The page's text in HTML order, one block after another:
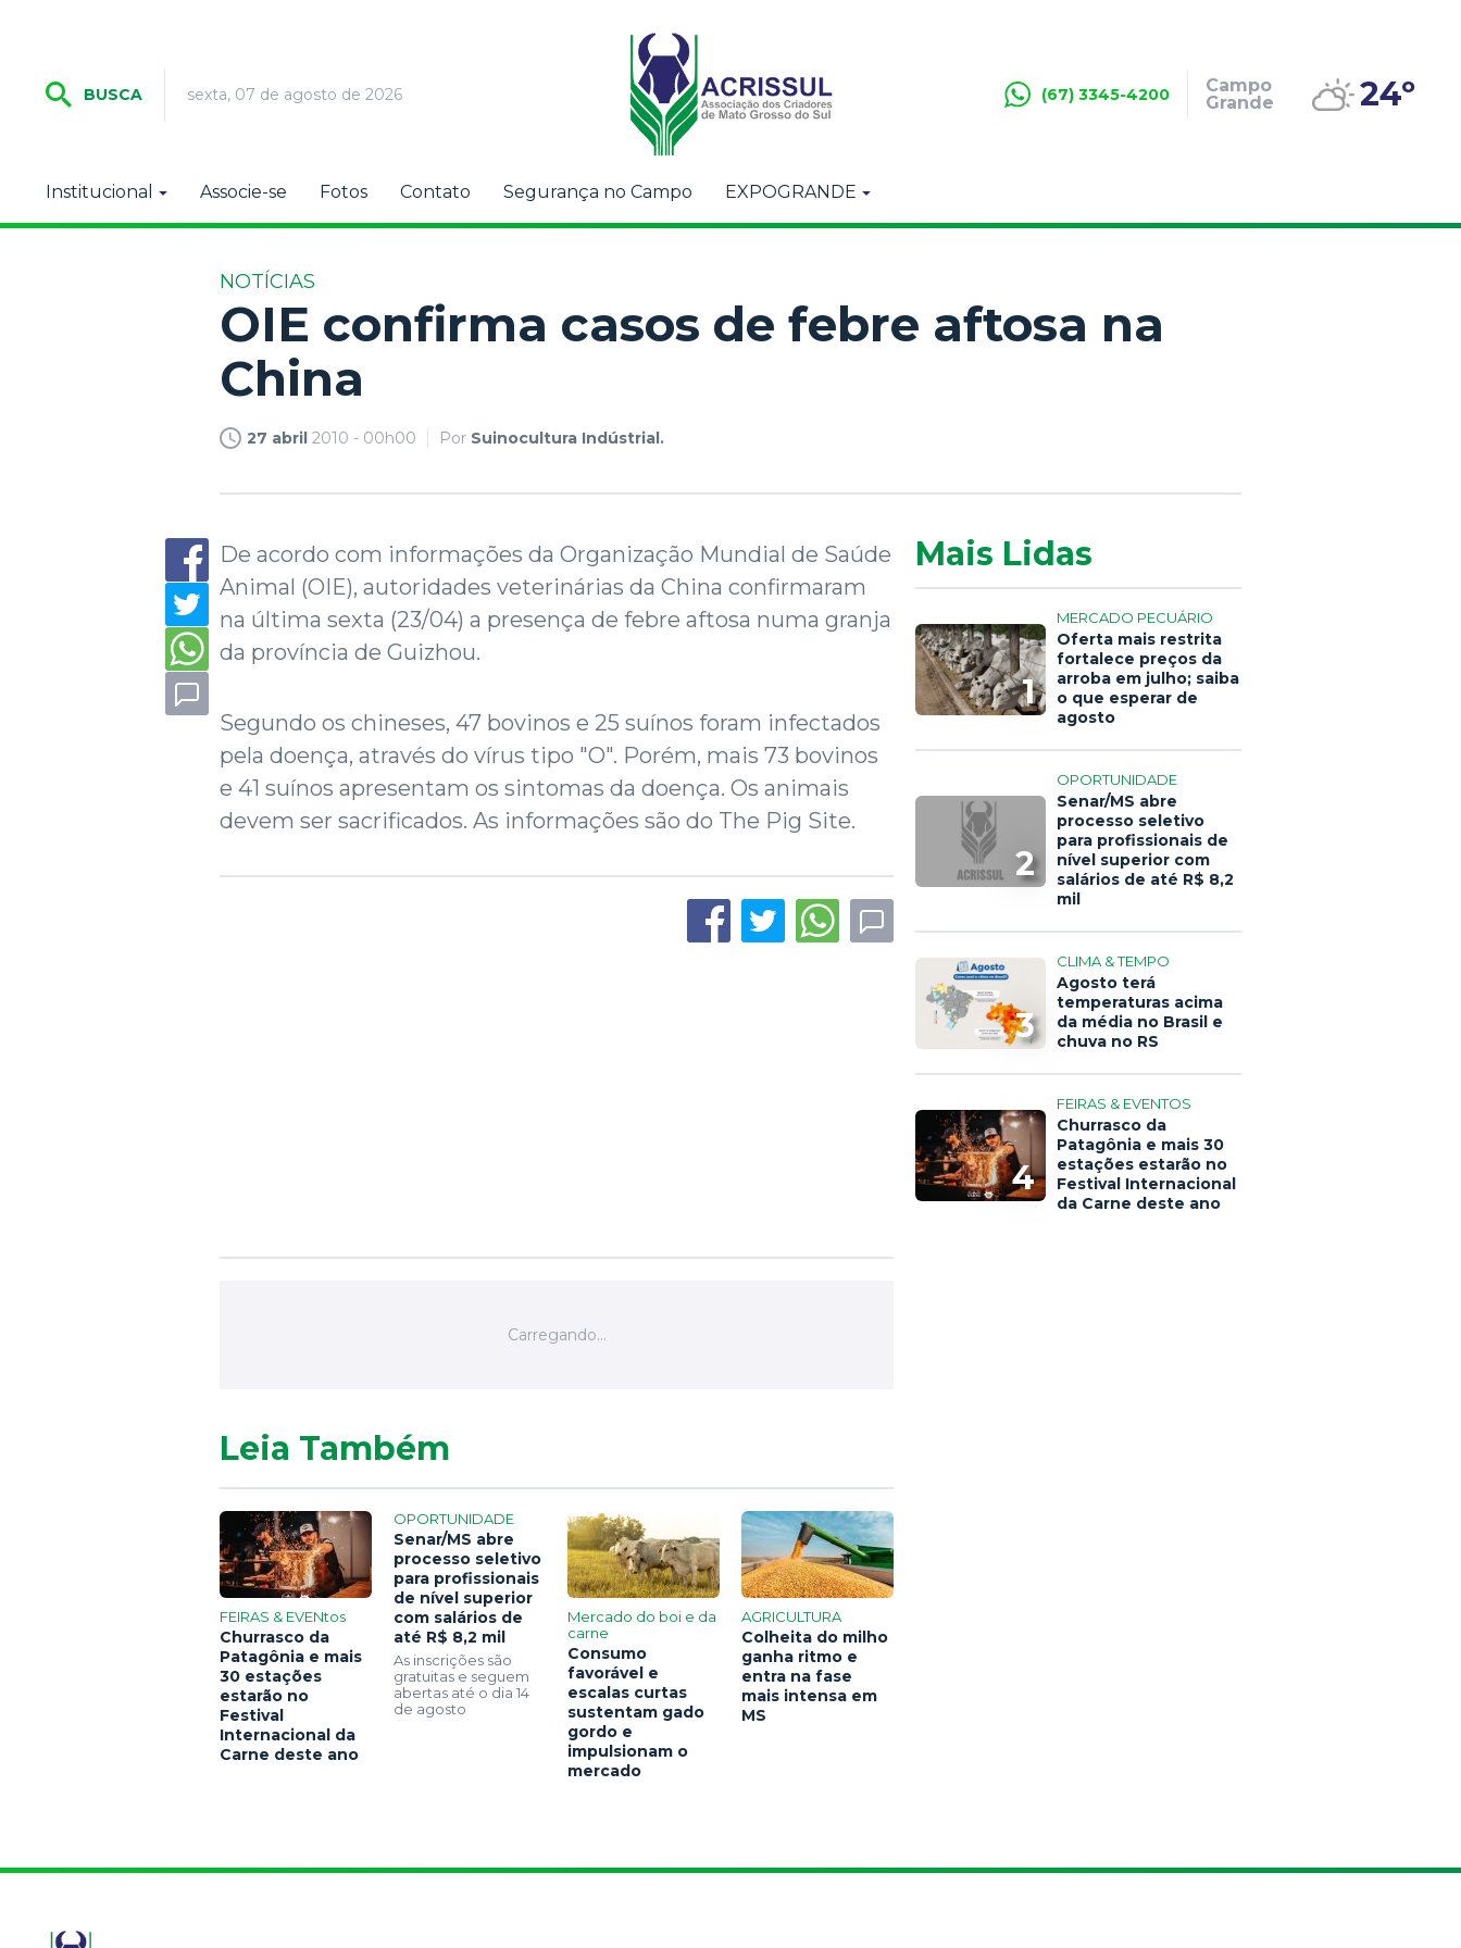
BUSCA sexta, 07 de agosto de 2026 (67) 3345-4200
Campo
Grande
24º
Institucional Associe-se Fotos Contato Segurança no Campo EXPOGRANDE
NOTÍCIAS
OIE confirma casos de febre aftosa na
China
27 abril 2010 - 00h00 Por Suinocultura Indústrial.
De acordo com informações da Organização Mundial de Saúde
Animal (OIE), autoridades veterinárias da China confirmaram
na última sexta (23/04) a presença de febre aftosa numa granja
da província de Guizhou.
Segundo os chineses, 47 bovinos e 25 suínos foram infectados
pela doença, através do vírus tipo "O". Porém, mais 73 bovinos
e 41 suínos apresentam os sintomas da doença. Os animais
devem ser sacrificados. As informações são do The Pig Site.
Mais Lidas
1
MERCADO PECUÁRIO
Oferta mais restrita
fortalece preços da
arroba em julho; saiba
o que esperar de
agosto
2
OPORTUNIDADE
Senar/MS abre
processo seletivo
para profissionais de
nível superior com
salários de até R$ 8,2
mil
3
CLIMA & TEMPO
Agosto terá
temperaturas acima
da média no Brasil e
chuva no RS
4
FEIRAS & EVENTOS
Churrasco da
Patagônia e mais 30
estações estarão no
Festival Internacional
da Carne deste ano
Leia Também
FEIRAS & EVENtos
Churrasco da
Patagônia e mais
30 estações
estarão no
Festival
Internacional da
Carne deste ano
OPORTUNIDADE
Senar/MS abre
processo seletivo
para profissionais
de nível superior
com salários de
até R$ 8,2 mil
As inscrições são
gratuitas e seguem
abertas até o dia 14
de agosto
Mercado do boi e da
carne
Consumo
favorável e
escalas curtas
sustentam gado
gordo e
impulsionam o
mercado
AGRICULTURA
Colheita do milho
ganha ritmo e
entra na fase
mais intensa em
MS